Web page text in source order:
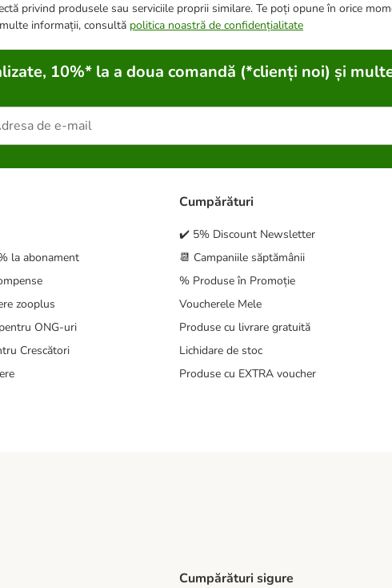
privind produsele sau serviciile proprii similare. Te poți opune în orice
informații, consultă politica noastră de confidențialitate
10%* la a doua comandă (*clienți noi) și
la abonament
zooplus
ONG-uri
Crescători
Cumpărături
✔️ 5% Discount Newsletter
📆 Campaniile săptămânii
% Produse în Promoție
Voucherele Mele
Produse cu livrare gratuită
Lichidare de stoc
Produse cu EXTRA voucher
Cumpărături sigure